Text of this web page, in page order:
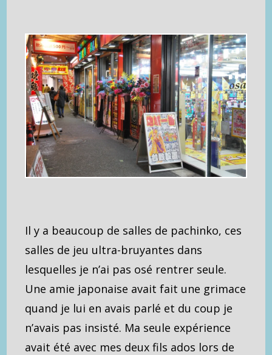
Il y a beaucoup de salles de pachinko, ces
salles de jeu ultra-bruyantes dans
lesquelles je n’ai pas osé rentrer seule.
Une amie japonaise avait fait une grimace
quand je lui en avais parlé et du coup je
n’avais pas insisté. Ma seule expérience
avait été avec mes deux fils ados lors de